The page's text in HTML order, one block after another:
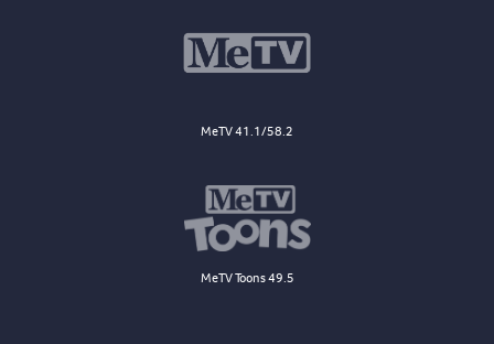
MeTV 41.1/58.2
MeTV Toons 49.5